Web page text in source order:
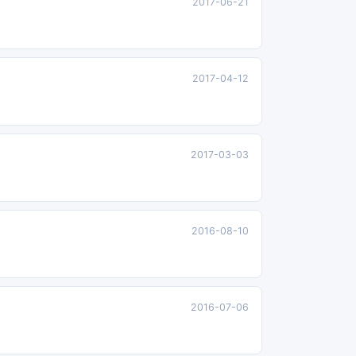
2017-04-12
2017-03-03
2016-08-10
2016-07-06